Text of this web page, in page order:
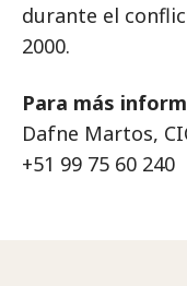
durante el
2000.
Para más
Dafne Martos,
+51 99 75 60 240